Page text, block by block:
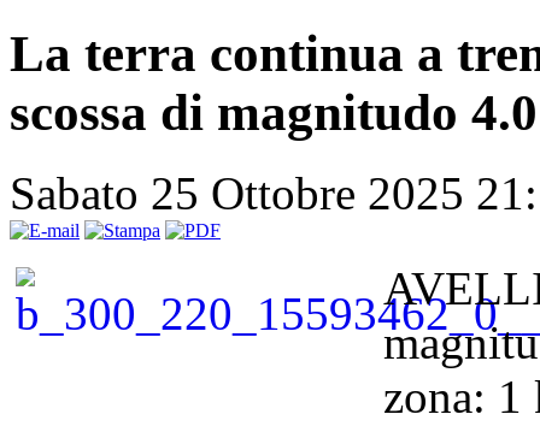
La terra continua a
scossa di magnitudo 4.0
Sabato 25 Ottobre 2025
zona: